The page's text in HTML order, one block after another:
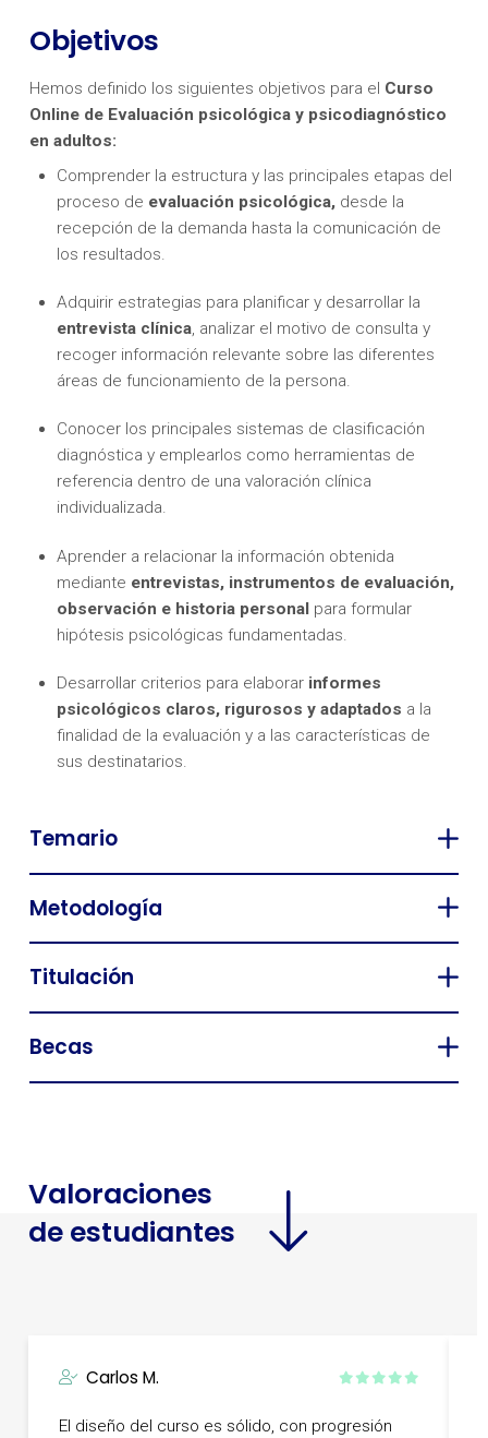
Objetivos
Hemos definido los siguientes objetivos para el Curso
Online de Evaluación psicológica y psicodiagnóstico
en adultos:
Comprender la estructura y las principales etapas del
proceso de evaluación psicológica, desde la
recepción de la demanda hasta la comunicación de
los resultados.
Adquirir estrategias para planificar y desarrollar la
entrevista clínica, analizar el motivo de consulta y
recoger información relevante sobre las diferentes
áreas de funcionamiento de la persona.
Conocer los principales sistemas de clasificación
diagnóstica y emplearlos como herramientas de
referencia dentro de una valoración clínica
individualizada.
Aprender a relacionar la información obtenida
mediante entrevistas, instrumentos de evaluación,
observación e historia personal para formular
hipótesis psicológicas fundamentadas.
Desarrollar criterios para elaborar informes
psicológicos claros, rigurosos y adaptados a la
finalidad de la evaluación y a las características de
sus destinatarios.
Temario
Metodología
Titulación
Becas
Valoraciones
de estudiantes
Carlos M.
El diseño del curso es sólido, con progresión